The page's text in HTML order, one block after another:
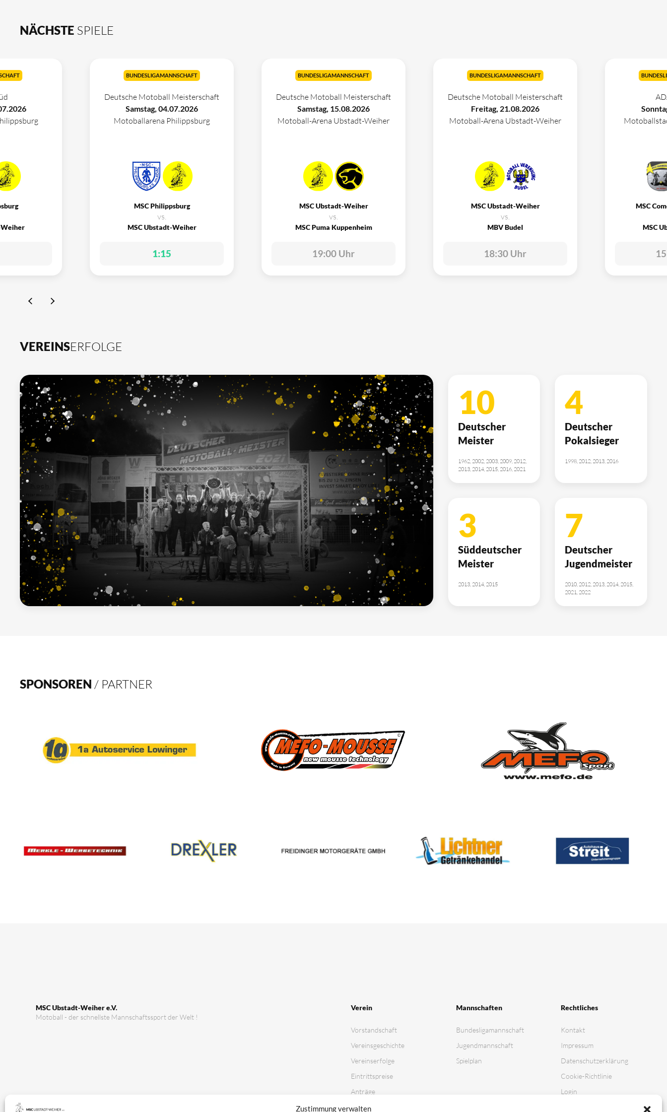
Zustimmung verwalten
NÄCHSTE SPIELE
BUNDESLIGAMANNSCHAFT
Deutsche Motoball Meisterschaft
Samstag, 04.07.2026
Motoballarena Philippsburg
MSC Philippsburg
vs.
MSC Ubstadt-Weiher
1:15
BUNDESLIGAMANNSCHAFT
Deutsche Motoball Meisterschaft
Samstag, 15.08.2026
Motoball-Arena Ubstadt-Weiher
MSC Ubstadt-Weiher
vs.
MSC Puma Kuppenheim
19:00 Uhr
BUNDESLIGAMANNSCHAFT
Deutsche Motoball Meisterschaft
Freitag, 21.08.2026
Motoball-Arena Ubstadt-Weiher
MSC Ubstadt-Weiher
vs.
MBV Budel
18:30 Uhr
MSC
MSC
VEREINSERFOLGE
10
Deutscher
Meister
1962, 2002, 2003, 2009, 2012,
2013, 2014, 2015, 2016, 2021
4
Deutscher
Pokalsieger
1998, 2012, 2013, 2016
3
Süddeutscher
Meister
2013, 2014, 2015
7
Deutscher
Jugendmeister
2010, 2012, 2013, 2014, 2015,
2021, 2022
SPONSOREN / PARTNER
MSC Ubstadt-Weiher e.V.
Motoball - der schnellste Mannschaftssport der Welt !
Verein
Vorstandschaft
Vereinsgeschichte
Vereinserfolge
Eintrittspreise
Anträge
Partner & Sponsoren
Mannschaften
Bundesligamannschaft
Jugendmannschaft
Spielplan
Rechtliches
Kontakt
Impressum
Datenschutz­erklärung
Cookie-Richtlinie
Login